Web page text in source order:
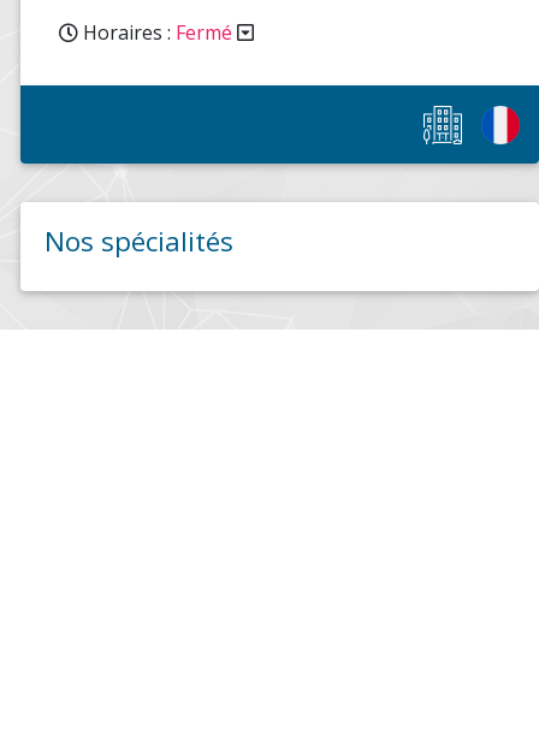
Horaires : Fermé
Nos spécialités